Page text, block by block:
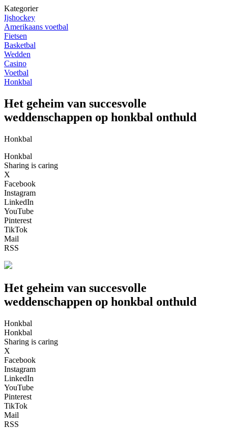
Kategorier
Ijshockey
Amerikaans voetbal
Fietsen
Basketbal
Wedden
Casino
Voetbal
Honkbal
Het geheim van succesvolle
weddenschappen op honkbal onthuld
Honkbal
Honkbal
Sharing is caring
X
Facebook
Instagram
LinkedIn
YouTube
Pinterest
TikTok
Mail
RSS
Het geheim van succesvolle
weddenschappen op honkbal onthuld
Honkbal
Honkbal
Sharing is caring
X
Facebook
Instagram
LinkedIn
YouTube
Pinterest
TikTok
Mail
RSS